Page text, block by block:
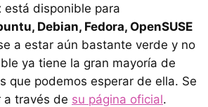
está disponible para
Debian, Fedora, OpenSUSE
a estar aún bastante verde y no
ya tiene la gran mayoría de
que podemos esperar de ella. Se
a través de su página oficial.